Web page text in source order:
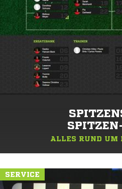
ALLES RUND UM
SERVICE